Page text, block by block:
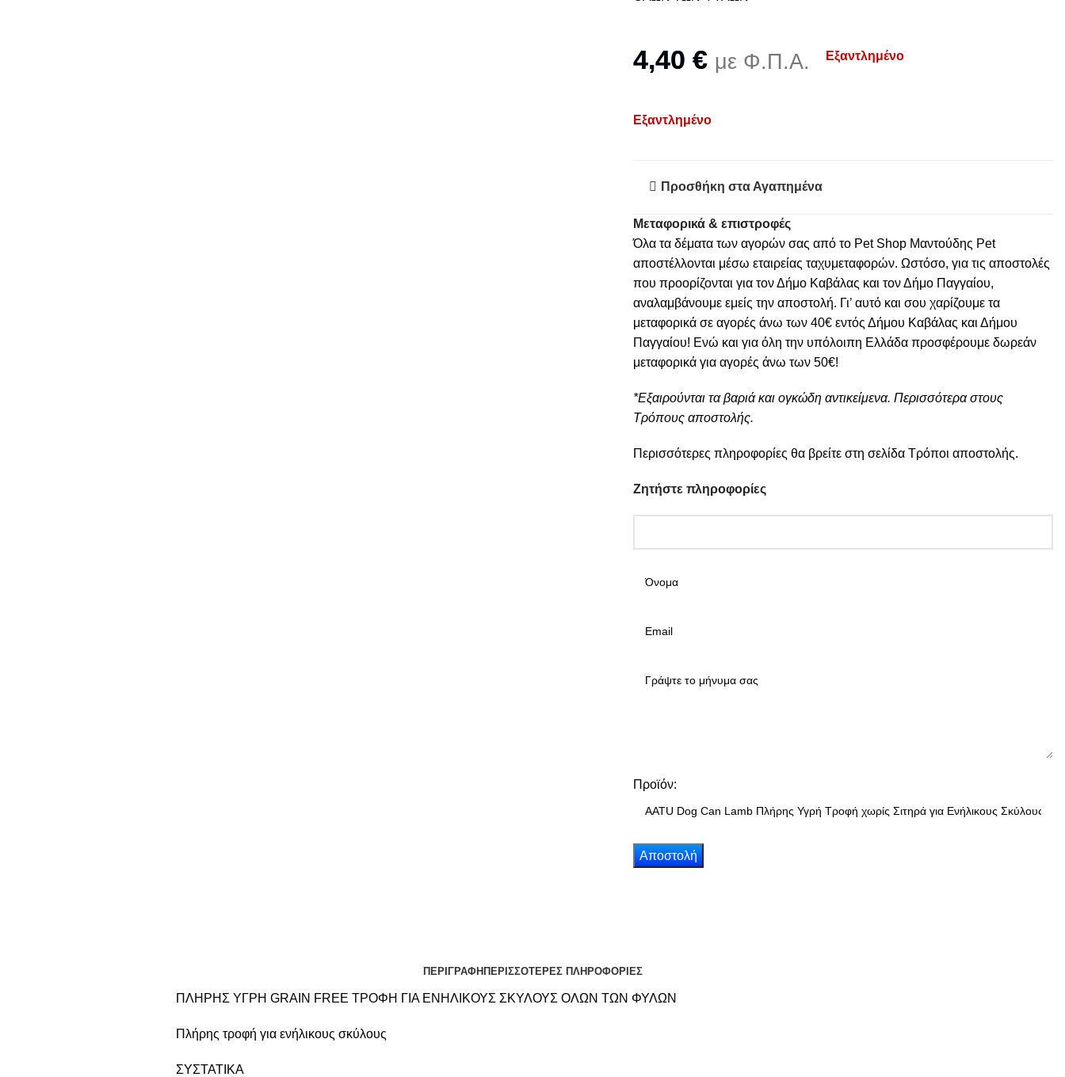
4,40 € με Φ.Π.Α. Εξαντλημένο
Εξαντλημένο
Προσθήκη στα Αγαπημένα
Μεταφορικά & επιστροφές
Όλα τα δέματα των αγορών σας από το Pet Shop Μαντούδης Pet
αποστέλλονται μέσω εταιρείας ταχυμεταφορών. Ωστόσο, για τις αποστολές
που προορίζονται για τον Δήμο Καβάλας και τον Δήμο Παγγαίου,
αναλαμβάνουμε εμείς την αποστολή. Γι’ αυτό και σου χαρίζουμε τα
μεταφορικά σε αγορές άνω των 40€ εντός Δήμου Καβάλας και Δήμου
Παγγαίου! Ενώ και για όλη την υπόλοιπη Ελλάδα προσφέρουμε δωρεάν
μεταφορικά για αγορές άνω των 50€!
*Εξαιρούνται τα βαριά και ογκώδη αντικείμενα. Περισσότερα στους
Τρόπους αποστολής.
Περισσότερες πληροφορίες θα βρείτε στη σελίδα Τρόποι αποστολής.
Ζητήστε πληροφορίες
Προϊόν:
ΠΕΡΙΓΡΑΦΗ ΠΕΡΙΣΣΟΤΕΡΕΣ ΠΛΗΡΟΦΟΡΙΕΣ
ΠΛΗΡΗΣ ΥΓΡΗ GRAIN FREE ΤΡΟΦΗ ΓΙΑ ΕΝΗΛΙΚΟΥΣ ΣΚΥΛΟΥΣ ΟΛΩΝ ΤΩΝ ΦΥΛΩΝ
Πλήρης τροφή για ενήλικους σκύλους
ΣΥΣΤΑΤΙΚΑ